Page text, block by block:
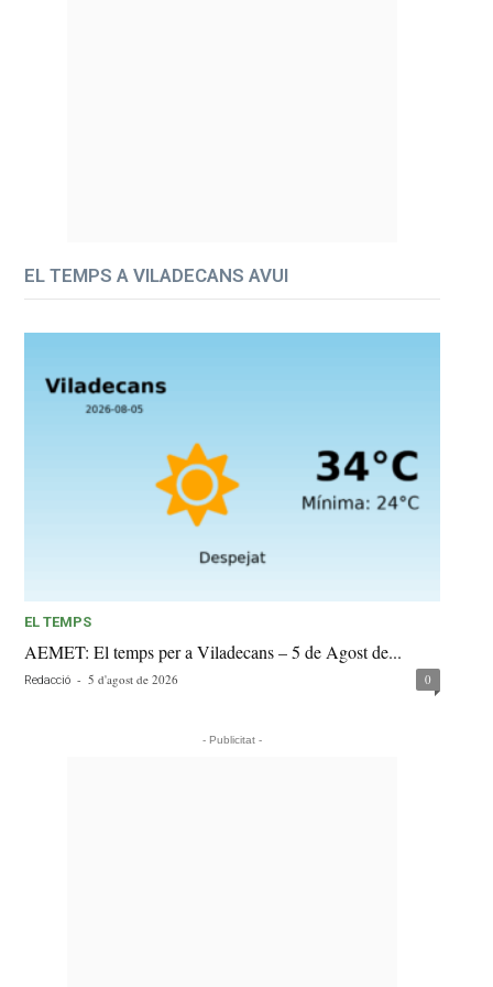
EL TEMPS A VILADECANS AVUI
EL TEMPS
AEMET: El temps per a Viladecans – 5 de Agost de...
Redacció - 5 d'agost de 2026 0
- Publicitat -